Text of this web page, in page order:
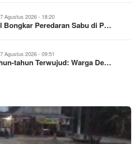
7 Agustus 2026 - 18:20
Bongkar Peredaran Sabu di P…
7 Agustus 2026 - 09:51
tahun Terwujud: Warga De…